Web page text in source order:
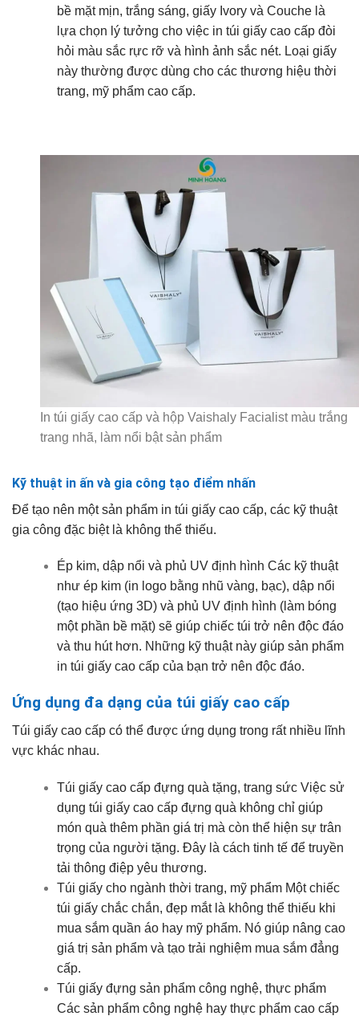
bề mặt mịn, trắng sáng, giấy Ivory và Couche là
lựa chọn lý tưởng cho việc in túi giấy cao cấp đòi
hỏi màu sắc rực rỡ và hình ảnh sắc nét. Loại giấy
này thường được dùng cho các thương hiệu thời
trang, mỹ phẩm cao cấp.
In túi giấy cao cấp và hộp Vaishaly Facialist màu trắng
trang nhã, làm nổi bật sản phẩm
Kỹ thuật in ấn và gia công tạo điểm nhấn
Để tạo nên một sản phẩm in túi giấy cao cấp, các kỹ thuật
gia công đặc biệt là không thể thiếu.
Ép kim, dập nổi và phủ UV định hình Các kỹ thuật
như ép kim (in logo bằng nhũ vàng, bạc), dập nổi
(tạo hiệu ứng 3D) và phủ UV định hình (làm bóng
một phần bề mặt) sẽ giúp chiếc túi trở nên độc đáo
và thu hút hơn. Những kỹ thuật này giúp sản phẩm
in túi giấy cao cấp của bạn trở nên độc đáo.
Ứng dụng đa dạng của túi giấy cao cấp
Túi giấy cao cấp có thể được ứng dụng trong rất nhiều lĩnh
vực khác nhau.
Túi giấy cao cấp đựng quà tặng, trang sức Việc sử
dụng túi giấy cao cấp đựng quà không chỉ giúp
món quà thêm phần giá trị mà còn thể hiện sự trân
trọng của người tặng. Đây là cách tinh tế để truyền
tải thông điệp yêu thương.
Túi giấy cho ngành thời trang, mỹ phẩm Một chiếc
túi giấy chắc chắn, đẹp mắt là không thể thiếu khi
mua sắm quần áo hay mỹ phẩm. Nó giúp nâng cao
giá trị sản phẩm và tạo trải nghiệm mua sắm đẳng
cấp.
Túi giấy đựng sản phẩm công nghệ, thực phẩm
Các sản phẩm công nghệ hay thực phẩm cao cấp